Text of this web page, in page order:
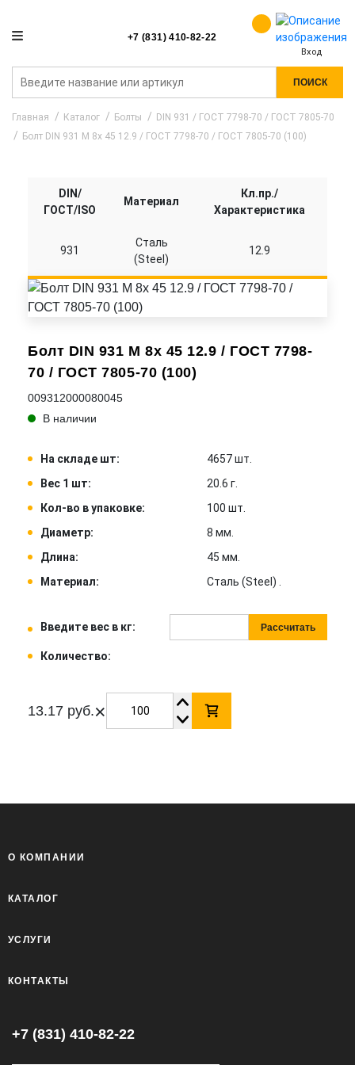
+7 (831) 410-82-22
Вход
ПОИСК
Главная Каталог Болты
DIN 931 / ГОСТ 7798-70 / ГОСТ 7805-70
Болт DIN 931 M 8x 45 12.9 / ГОСТ 7798-70 / ГОСТ 7805-70 (100)
Болт DIN 931 M 8x 45 12.9 / ГОСТ 7798-
70 / ГОСТ 7805-70 (100)
009312000080045
В наличии
На складе шт:
4657 шт.
Вес 1 шт:
20.6 г.
Кол-во в упаковке:
100 шт.
Диаметр:
8 мм.
Длина:
45 мм.
Материал:
Сталь (Steel) .
Введите вес в кг: Рассчитать
Количество:
13.17 руб.×
DIN/
ГОСТ/ISO
Материал
Кл.пр./
Характеристика
931
Сталь
(Steel)
12.9
О КОМПАНИИ
КАТАЛОГ
УСЛУГИ
КОНТАКТЫ
+7 (831) 410-82-22